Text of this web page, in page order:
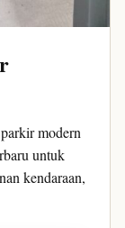
modern
untuk
kendaraan,